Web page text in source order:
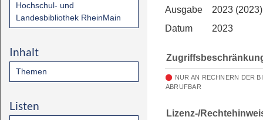
Hochschul- und
Landesbibliothek RheinMain
Inhalt
Themen
Listen
Ausgabe
2023
Datum
2023
NUR AN RECHNERN DER
ABRUFBAR
Lizenz-/